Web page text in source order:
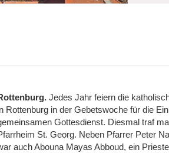
Jedes Jahr feiern die
Rottenburg in der Gebetswoche für die
Gottesdienst. Diesmal traf
St. Georg. Neben Pfarrer Peter
auch Abouna Mayas Abboud, ein